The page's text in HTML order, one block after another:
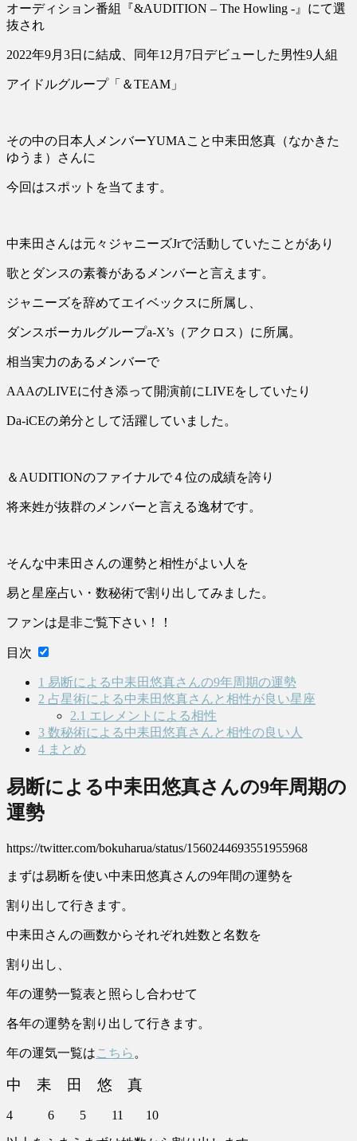
オーディション番組『&AUDITION – The Howling -』にて選
抜され
2022年9月3日に結成、同年12月7日デビューした男性9人組
アイドルグループ「＆TEAM」
その中の日本人メンバーYUMAこと中耒田悠真（なかきた
ゆうま）さんに
今回はスポットを当てます。
中耒田さんは元々ジャニーズJrで活動していたことがあり
歌とダンスの素養があるメンバーと言えます。
ジャニーズを辞めてエイベックスに所属し、
ダンスボーカルグループa-X’s（アクロス）に所属。
相当実力のあるメンバーで
AAAのLIVEに付き添って開演前にLIVEをしていたり
Da-iCEの弟分として活躍していました。
＆AUDITIONのファイナルで４位の成績を誇り
将来姓が抜群のメンバーと言える逸材です。
そんな中耒田さんの運勢と相性がよい人を
易と星座占い・数秘術で割り出してみました。
ファンは是非ご覧下さい！！
目次
1 易断による中耒田悠真さんの9年周期の運勢
2 占星術による中耒田悠真さんと相性が良い星座
2.1 エレメントによる相性
3 数秘術による中耒田悠真さんと相性の良い人
4 まとめ
易断による中耒田悠真さんの9年周期の
運勢
https://twitter.com/bokuharua/status/1560244693551955968
まずは易断を使い中耒田悠真さんの9年間の運勢を
割り出して行きます。
中耒田さんの画数からそれぞれ姓数と名数を
割り出し、
年の運勢一覧表と照らし合わせて
各年の運勢を割り出して行きます。
年の運気一覧はこちら 。
中 耒 田 悠 真
4 6 5 11 10